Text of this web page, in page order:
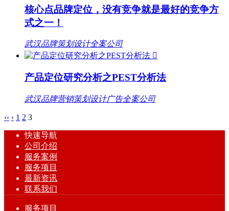
核心点品牌定位，没有竞争就是最好的竞争方
式之一！
武汉品牌策划设计全案公司

产品定位研究分析之PEST分析法
武汉品牌营销策划设计广告全案公司
‹‹ ‹ 1 2 3
快速导航
公司介绍
服务案例
服务项目
最新资讯
联系我们
服务项目